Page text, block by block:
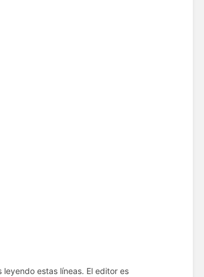
estas líneas. El editor es